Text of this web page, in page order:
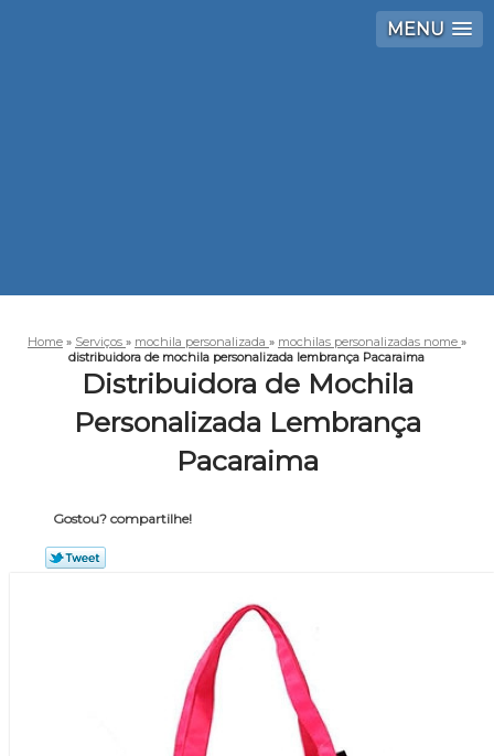
MENU
Home » Serviços » mochila personalizada » mochilas personalizadas nome »
distribuidora de mochila personalizada lembrança Pacaraima
Distribuidora de Mochila
Personalizada Lembrança
Pacaraima
Gostou? compartilhe!